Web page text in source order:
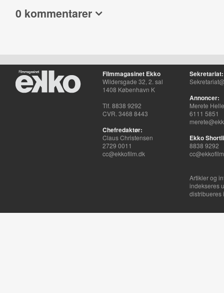
0 kommentarer
Filmmagasinet Ekko
Wildersgade 32, 2. sal
1408 København K
Tlf. 8838 9292
CVR. 3468 8443
Chefredaktør:
Claus Christensen
2729 0011
cc@ekkofilm.dk
Sekretariat:
Annoncer:
Merete
6111 5851
Ekko
8838 9292
Artikler og
indekseres
distribueres